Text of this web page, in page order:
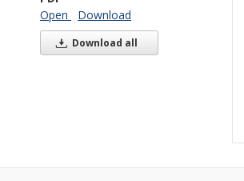
Open
Download
Download all